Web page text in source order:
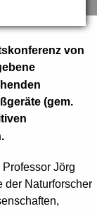
von
(gem.
Jörg
der Naturforscher